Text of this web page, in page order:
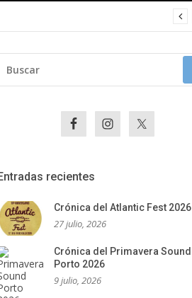
recientes
Crónica del Atlantic Fest 2026
27 julio, 2026
Crónica del Primavera Sound
Porto 2026
9 julio, 2026